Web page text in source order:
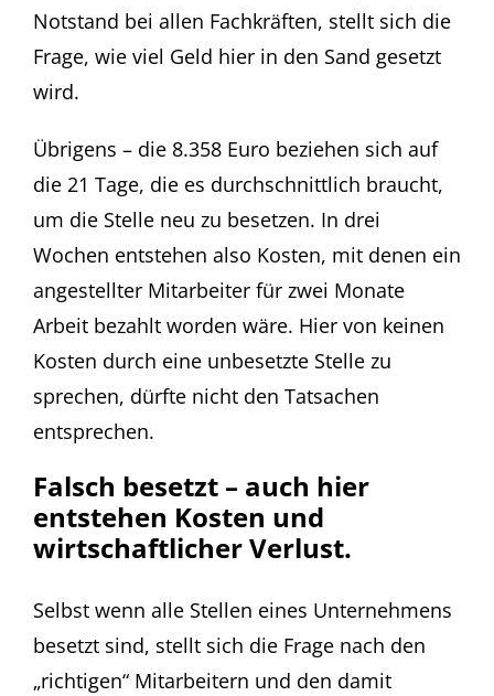
Notstand bei allen Fachkräften, stellt sich die
Frage, wie viel Geld hier in den Sand gesetzt
wird.
Übrigens – die 8.358 Euro beziehen sich auf
die 21 Tage, die es durchschnittlich braucht,
um die Stelle neu zu besetzen. In drei
Wochen entstehen also Kosten, mit denen ein
angestellter Mitarbeiter für zwei Monate
Arbeit bezahlt worden wäre. Hier von keinen
Kosten durch eine unbesetzte Stelle zu
sprechen, dürfte nicht den Tatsachen
entsprechen.
Falsch besetzt – auch hier
entstehen Kosten und
wirtschaftlicher Verlust.
Selbst wenn alle Stellen eines Unternehmens
besetzt sind, stellt sich die Frage nach den
„richtigen“ Mitarbeitern und den damit